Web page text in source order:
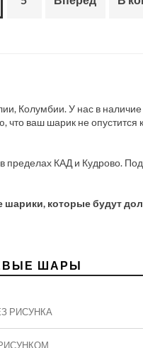
Колумбии. У нас в
ваш шарик не опустится
пределах КАД и Кудрово.
которые будут
ШАРЫ
РИСУНКА